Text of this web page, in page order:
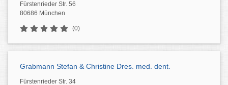
Fürstenrieder Str. 56
80686 München
(0)
Grabmann Stefan & Christine Dres. med. dent.
Fürstenrieder Str. 34